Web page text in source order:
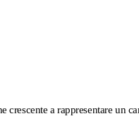
a rappresentare un